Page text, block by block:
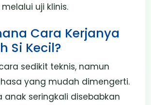
uji klinis.
Cara Kerjanya
Si Kecil?
sedikit teknis, namun
yang mudah dimengerti.
anak seringkali disebabkan